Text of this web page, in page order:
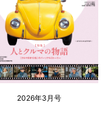
2026年3月号